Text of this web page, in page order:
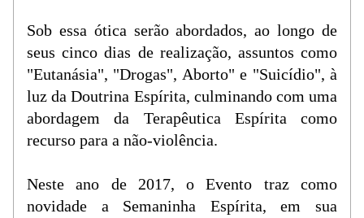
Sob essa ótica serão abordados, ao longo de
seus cinco dias de realização, assuntos como
"Eutanásia", "Drogas", Aborto" e "Suicídio", à
luz da Doutrina Espírita, culminando com uma
abordagem da Terapêutica Espírita como
recurso para a não-violência.
Neste ano de 2017, o Evento traz como
novidade a Semaninha Espírita, em sua